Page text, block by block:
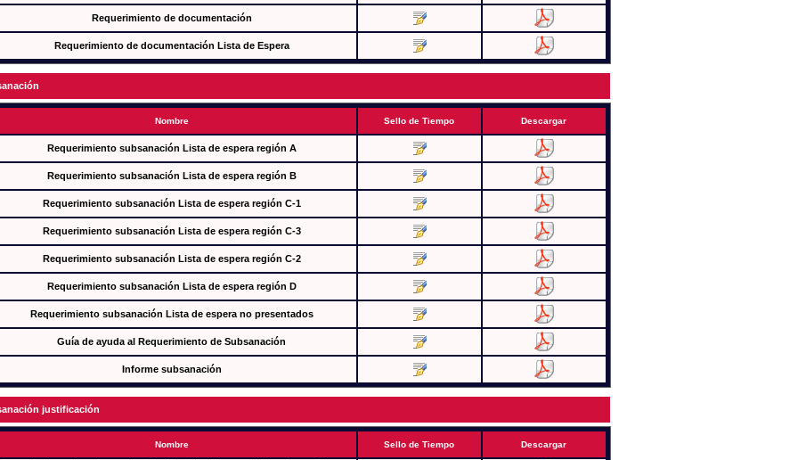
Requerimiento de documentación
Requerimiento de documentación Lista de Espera
Nombre Sello de Tiempo Descargar
Requerimiento subsanación Lista de espera región A
Requerimiento subsanación Lista de espera región B
Requerimiento subsanación Lista de espera región C-1
Requerimiento subsanación Lista de espera región C-3
Requerimiento subsanación Lista de espera región C-2
Requerimiento subsanación Lista de espera región D
Requerimiento subsanación Lista de espera no presentados
Guía de ayuda al Requerimiento de Subsanación
Informe subsanación
justificación
Nombre Sello de Tiempo Descargar